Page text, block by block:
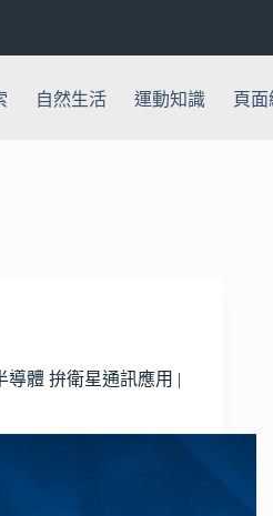
自然生活 運動知識 頁面
導體 拚衛星通訊應用 |